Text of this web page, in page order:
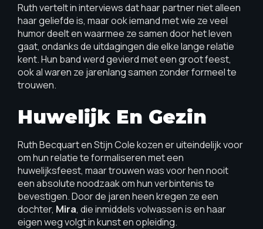
Ruth vertelt in interviews dat haar partner niet alleen
haar geliefde is, maar ook iemand met wie ze veel
humor deelt en waarmee ze samen door het leven
gaat, ondanks de uitdagingen die elke lange relatie
kent. Hun band werd gevierd met een groot feest,
ook al waren ze jarenlang samen zonder formeel te
trouwen.
Huwelijk En Gezin
Ruth Becquart en Stijn Cole kozen er uiteindelijk voor
om hun relatie te formaliseren met een
huwelijksfeest, maar trouwen was voor hen nooit
een absolute noodzaak om hun verbintenis te
bevestigen. Door de jaren heen kregen ze een
dochter, Mira, die inmiddels volwassen is en haar
eigen weg volgt in kunst en opleiding.